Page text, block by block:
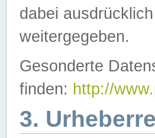
dabei
weitergegeben.
Gesonderte
finden: http://
3.